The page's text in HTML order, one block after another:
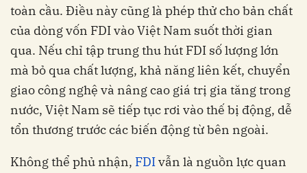
toàn cầu. Điều này cũng là phép thử cho bản chất
của dòng vốn FDI vào Việt Nam suốt thời gian
qua. Nếu chỉ tập trung thu hút FDI số lượng lớn
mà bỏ qua chất lượng, khả năng liên kết, chuyển
giao công nghệ và nâng cao giá trị gia tăng trong
nước, Việt Nam sẽ tiếp tục rơi vào thế bị động, dễ
tổn thương trước các biến động từ bên ngoài.
Không thể phủ nhận, FDIvẫn là nguồn lực quan